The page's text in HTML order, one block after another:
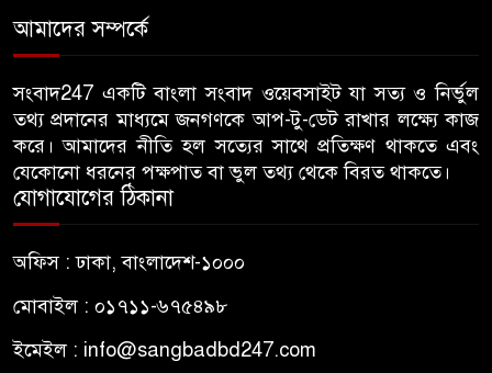
মারধর
হামলার উদ্যেশ্যে শিবিরের মেসের
তথ্য সংগ্রহ, ছাত্রদল সভাপতিকে
সাবেক শিবির সভাপতির কড়া বার্তা
৬
ভিপির তদবির
৭
উঠলেন আ.লীগ নেতা
৮
আমাদের সম্পর্কে
সংবাদ247 একটি বাংলা সংবাদ ওয়েবসাইট যা সত্য ও নির্ভুল
তথ্য প্রদানের মাধ্যমে জনগণকে আপ-টু-ডেট রাখার লক্ষ্যে কাজ
করে। আমাদের নীতি হল সত্যের সাথে প্রতিক্ষণ থাকতে এবং
যেকোনো ধরনের পক্ষপাত বা ভুল তথ্য থেকে বিরত থাকতে।
যোগাযোগের ঠিকানা
অফিস : ঢাকা, বাংলাদেশ-১০০০
মোবাইল : ০১৭১১-৬৭৫৪৯৮
ইমেইল : info@sangbadbd247.com